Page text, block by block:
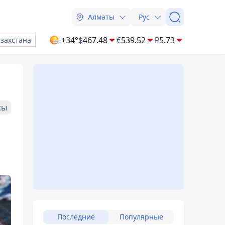
Алматы Рус
+34°$467.48 €539.52 ₽5.73
Последние Популярные